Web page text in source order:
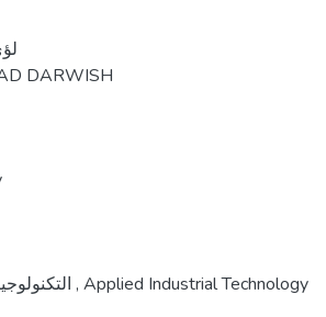
DARWISH
, Applied Industrial Technology